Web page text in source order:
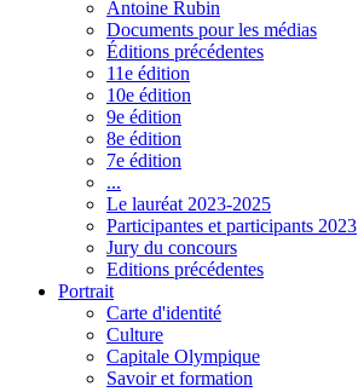
Antoine Rubin
Documents pour les médias
Éditions précédentes
11e édition
10e édition
9e édition
8e édition
7e édition
...
Le lauréat 2023-2025
Participantes et participants 2023
Jury du concours
Editions précédentes
Portrait
Carte d'identité
Culture
Capitale Olympique
Savoir et formation